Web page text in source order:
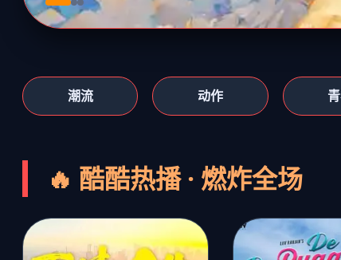
潮流 动作
🔥 酷酷热播 · 燃炸全场